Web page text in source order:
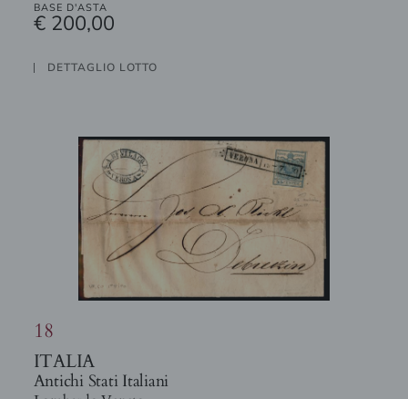
BASE D'ASTA
€ 200,00
DETTAGLIO LOTTO
18
ITALIA
Antichi Stati Italiani